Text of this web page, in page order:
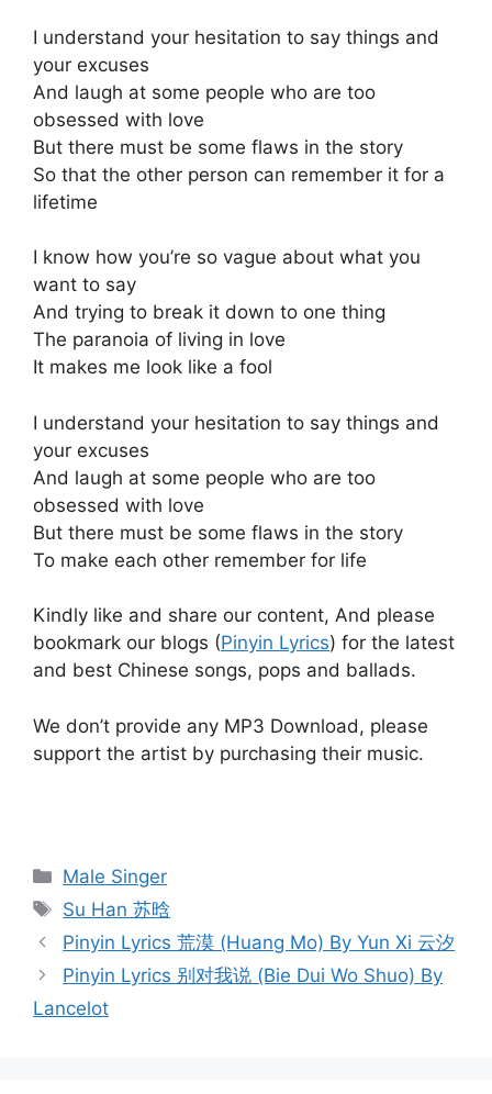
I understand your hesitation to say things and
your excuses
And laugh at some people who are too
obsessed with love
But there must be some flaws in the story
So that the other person can remember it for a
lifetime
I know how you’re so vague about what you
want to say
And trying to break it down to one thing
The paranoia of living in love
It makes me look like a fool
I understand your hesitation to say things and
your excuses
And laugh at some people who are too
obsessed with love
But there must be some flaws in the story
To make each other remember for life
Kindly like and share our content, And please
bookmark our blogs (Pinyin Lyrics) for the latest
and best Chinese songs, pops and ballads.
We don’t provide any MP3 Download, please
support the artist by purchasing their music.
Categories
Male Singer
Tags
Su Han 苏晗
Post
navigation
Pinyin Lyrics 荒漠 (Huang Mo) By Yun Xi 云汐
Pinyin Lyrics 别对我说 (Bie Dui Wo Shuo) By
Lancelot